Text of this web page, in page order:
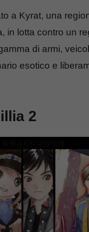
a Kyrat, una
in lotta contro un
di armi,
esotico e
2